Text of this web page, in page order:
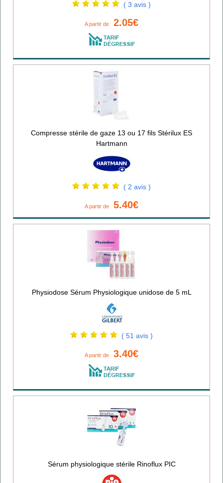
( 3 avis )
A partir de 2.05€
Compresse stérile de gaze 13 ou 17 fils Stérilux ES
Hartmann
( 2 avis )
A partir de 5.40€
Physiodose Sérum Physiologique unidose de 5 mL
( 51 avis )
A partir de 3.40€
Sérum physiologique stérile Rinoflux PIC